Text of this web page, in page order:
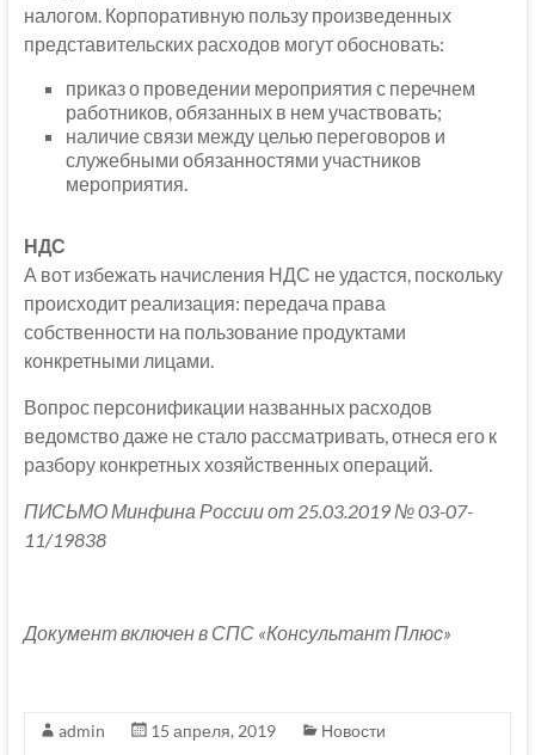
налогом. Корпоративную пользу произведенных
представительских расходов могут обосновать:
приказ о проведении мероприятия с перечнем
работников, обязанных в нем участвовать;
наличие связи между целью переговоров и
служебными обязанностями участников
мероприятия.
НДС
А вот избежать начисления НДС не удастся, поскольку
происходит реализация: передача права
собственности на пользование продуктами
конкретными лицами.
Вопрос персонификации названных расходов
ведомство даже не стало рассматривать, отнеся его к
разбору конкретных хозяйственных операций.
ПИСЬМО Минфина России от 25.03.2019 № 03-07-
11/19838
Документ включен в СПС «Консультант Плюс»
admin 15 апреля, 2019
Новости